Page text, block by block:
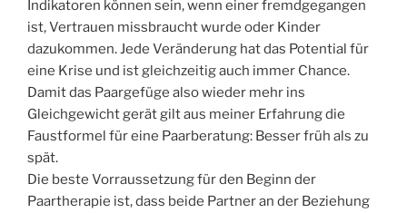
Indikatoren können sein, wenn einer fremdgegangen
ist, Vertrauen missbraucht wurde oder Kinder
dazukommen. Jede Veränderung hat das Potential für
eine Krise und ist gleichzeitig auch immer Chance.
Damit das Paargefüge also wieder mehr ins
Gleichgewicht gerät gilt aus meiner Erfahrung die
Faustformel für eine Paarberatung: Besser früh als zu
spät.
Die beste Vorraussetzung für den Beginn der
Paartherapie ist, dass beide Partner an der Beziehung